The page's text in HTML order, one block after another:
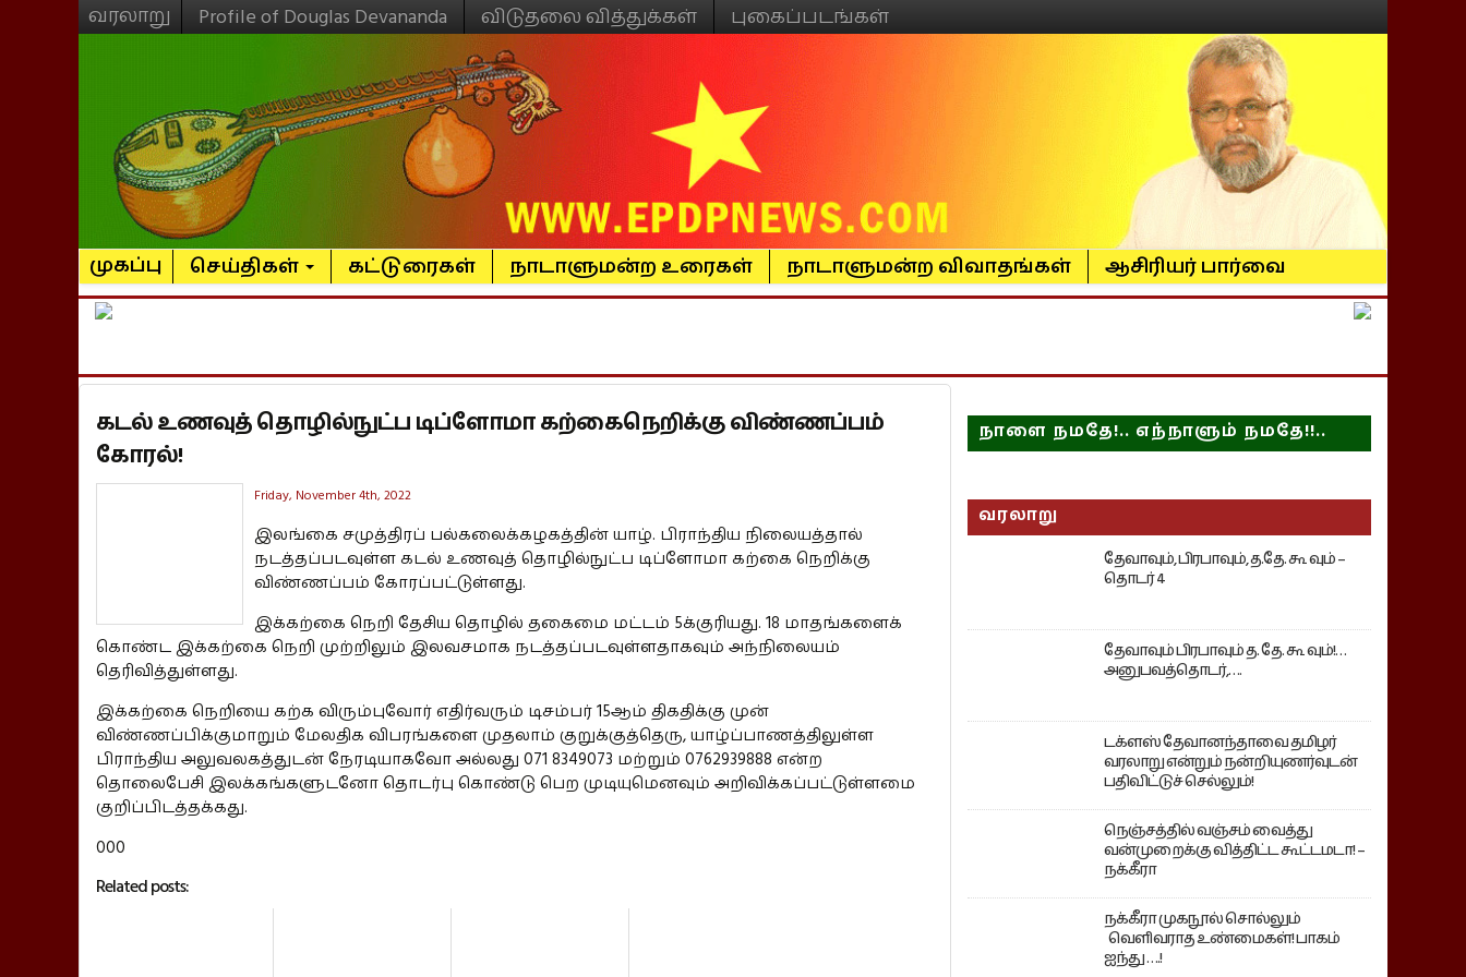
வரலாறு Profile of Douglas Devananda விடுதலை வித்துக்கள் புகைப்படங்கள்
முகப்பு செய்திகள் கட்டுரைகள் நாடாளுமன்ற உரைகள் நாடாளுமன்ற விவாதங்கள் ஆசிரியர் பார்வை
கடல் உணவுத் தொழில்நுட்ப டிப்ளோமா கற்கைநெறிக்கு விண்ணப்பம்
கோரல்!
Friday, November 4th, 2022
இலங்கை சமுத்திரப் பல்கலைக்கழகத்தின் யாழ். பிராந்திய நிலையத்தால்
நடத்தப்படவுள்ள கடல் உணவுத் தொழில்நுட்ப டிப்ளோமா கற்கை நெறிக்கு
விண்ணப்பம் கோரப்பட்டுள்ளது.
இக்கற்கை நெறி தேசிய தொழில் தகைமை மட்டம் 5க்குரியது. 18 மாதங்களைக்
கொண்ட இக்கற்கை நெறி முற்றிலும் இலவசமாக நடத்தப்படவுள்ளதாகவும் அந்நிலையம்
தெரிவித்துள்ளது.
இக்கற்கை நெறியை கற்க விரும்புவோர் எதிர்வரும் டிசம்பர் 15ஆம் திகதிக்கு முன்
விண்ணப்பிக்குமாறும் மேலதிக விபரங்களை முதலாம் குறுக்குத்தெரு, யாழ்ப்பாணத்திலுள்ள
பிராந்திய அலுவலகத்துடன் நேரடியாகவோ அல்லது 071 8349073 மற்றும் 0762939888 என்ற
தொலைபேசி இலக்கங்களுடனோ தொடர்பு கொண்டு பெற முடியுமெனவும் அறிவிக்கப்பட்டுள்ளமை
குறிப்பிடத்தக்கது.
000
Related posts:
நாளை நமதே!.. எந்நாளும் நமதே!!..
வரலாறு
தேவாவும், பிரபாவும், த.தே. கூ வும் –
தொடர் 4
தேவாவும் பிரபாவும் த. தே. கூ வும்!…
அனுபவத்தொடர்,….
டக்ளஸ் தேவானந்தாவை தமிழர்
வரலாறு என்றும் நன்றியுணர்வுடன்
பதிவிட்டுச் செல்லும்!
நெஞ்சத்தில் வஞ்சம் வைத்து
வன்முறைக்கு வித்திட்ட கூட்டமடா! –
நக்கீரா
நக்கீரா முகநூல் சொல்லும்
வெளிவராத உண்மைகள்! பாகம்
ஐந்து ….!